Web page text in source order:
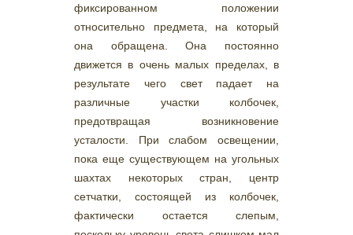
фиксированном положении
относительно предмета, на который
она обращена. Она постоянно
движется в очень малых пределах, в
результате чего свет падает на
различные участки колбочек,
предотвращая возникновение
усталости. При слабом освещении,
пока еще существующем на угольных
шахтах некоторых стран, центр
сетчатки, состоящей из колбочек,
фактически остается слепым,